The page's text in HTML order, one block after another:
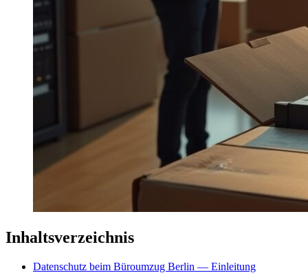
Inhaltsverzeichnis
Datenschutz beim Büroumzug Berlin — Einleitung